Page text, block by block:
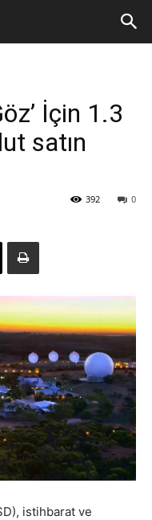
İçin 1.3
satın
0
392
istihbarat ve